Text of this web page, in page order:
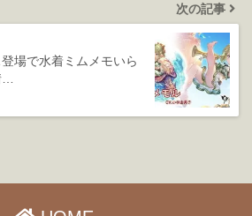
次の記事
場で水着ミムメモいら